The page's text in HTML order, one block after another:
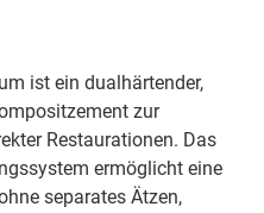
ist ein dualhärtender,
zur
Restaurationen. Das
ermöglicht eine
separates Ätzen,